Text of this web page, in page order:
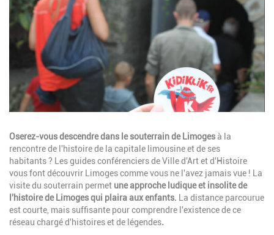
Description
Oserez-vous descendre dans le souterrain de Limogesà la
rencontre de l'histoire de la capitale limousine et de ses
habitants ? Les guides conférenciers de Ville d'Art et d'Histoire
vous font découvrir Limoges comme vous ne l'avez jamais vue ! La
visite du souterrain permet une approche ludique et insolite de
l'histoire de Limoges qui plaira aux enfants.
La distance parcourue
est courte, mais suffisante pour comprendre l'existence de ce
réseau chargé d'histoires et de légendes.